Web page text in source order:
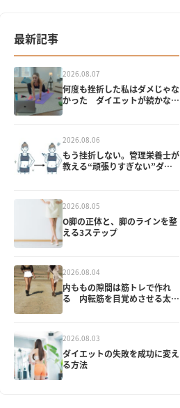
最新記事
2026.08.07
何度も挫折した私はダメじゃな
かった ダイエットが続かない
2026.08.06
もう挫折しない。管理栄養士が
教える“頑張りすぎない”ダイ
2026.08.05
O脚の正体と、脚のラインを整
える3ステップ
2026.08.04
内ももの隙間は筋トレで作れ
る 内転筋を目覚めさせる太も
2026.08.03
ダイエットの失敗を成功に変え
る方法